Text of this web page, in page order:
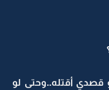
قصدي أقتله..وحتى لو